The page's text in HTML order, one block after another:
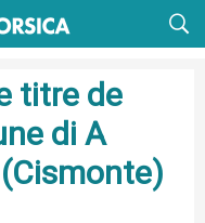
titre de
di A